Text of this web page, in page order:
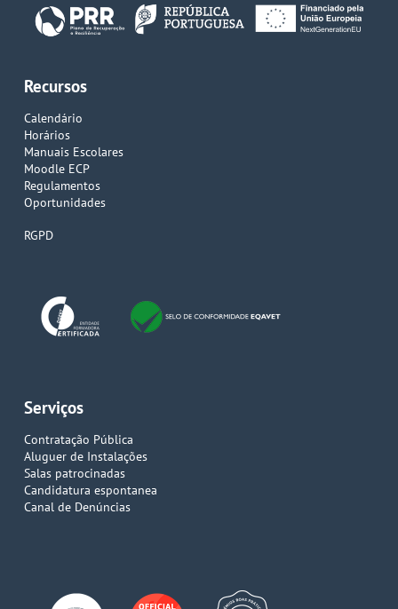
Recursos
Calendário
Horários
Manuais Escolares
Moodle ECP
Regulamentos
Oportunidades
RGPD
Serviços
Contratação Pública
Aluguer de Instalações
Salas patrocinadas
Candidatura espontanea
Canal de Denúncias